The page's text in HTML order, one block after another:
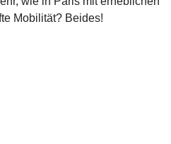
Mobilität? Beides!